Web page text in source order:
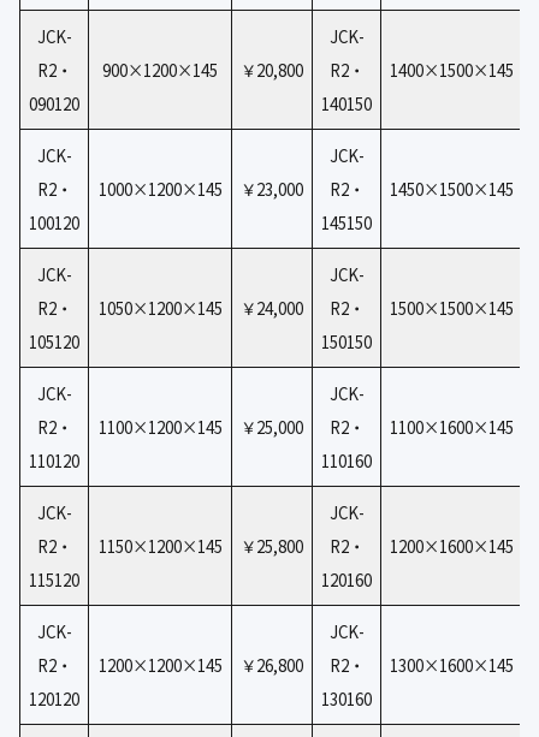
JCK-
R2・
090120
900×1200×145 ￥20,800
JCK-
R2・
140150
1400×1500×145
JCK-
R2・
100120
1000×1200×145 ￥23,000
JCK-
R2・
145150
1450×1500×145
JCK-
R2・
105120
1050×1200×145 ￥24,000
JCK-
R2・
150150
1500×1500×145
JCK-
R2・
110120
1100×1200×145 ￥25,000
JCK-
R2・
110160
1100×1600×145
JCK-
R2・
115120
1150×1200×145 ￥25,800
JCK-
R2・
120160
1200×1600×145
JCK-
R2・
120120
1200×1200×145 ￥26,800
JCK-
R2・
130160
1300×1600×145